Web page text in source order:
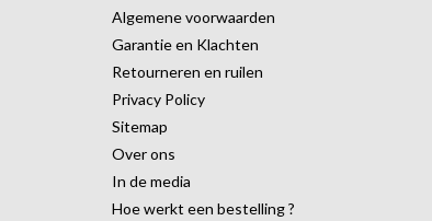
Algemene voorwaarden
Garantie en Klachten
Retourneren en ruilen
Privacy Policy
Sitemap
Over ons
In de media
Hoe werkt een bestelling ?